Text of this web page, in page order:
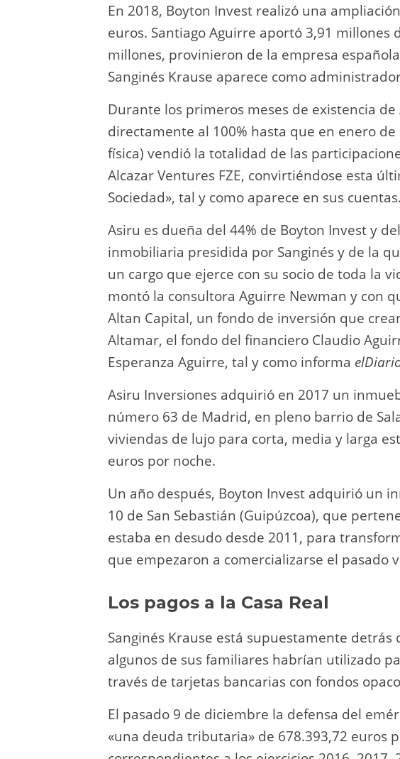
En 2018, Boyton Invest realizó una
euros. Santiago Aguirre aportó 3,91 millones
millones, provinieron de la empresa
Sanginés Krause aparece como
Durante los primeros meses de existencia
directamente al 100% hasta que en enero de
física) vendió la totalidad de las
Alcazar Ventures FZE, convirtiéndose esta
Sociedad», tal y como aparece en sus cuentas.
Asiru es dueña del 44% de Boyton Invest y
inmobiliaria presidida por Sanginés y de la
un cargo que ejerce con su socio de toda la
montó la consultora Aguirre Newman y con
Altan Capital, un fondo de inversión que
Altamar, el fondo del financiero Claudio
Esperanza Aguirre, tal y como informa
Asiru Inversiones adquirió en 2017 un
número 63 de Madrid, en pleno barrio de
viviendas de lujo para corta, media y larga
euros por noche.
Un año después, Boyton Invest adquirió un
10 de San Sebastián (Guipúzcoa), que
estaba en desudo desde 2011, para
que empezaron a comercializarse el pasado
Los pagos a la Casa Real
Sanginés Krause está supuestamente
algunos de sus familiares habrían utilizado
través de tarjetas bancarias con fondos
El pasado 9 de diciembre la defensa del
«una deuda tributaria» de 678.393,72 euros